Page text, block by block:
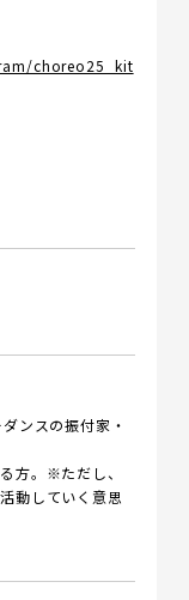
choreo25_kit
ンスの振付家・
方。※ただし、
動していく意思